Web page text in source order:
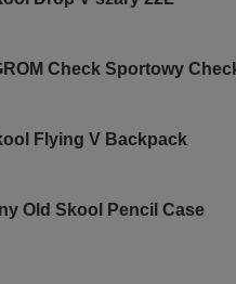
Check Sportowy
Flying V Backpack
Old Skool Pencil Case